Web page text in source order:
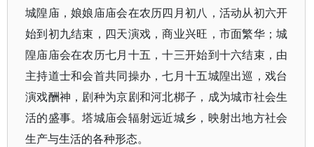
城隍庙，娘娘庙庙会在农历四月初八，活动从初六开
始到初九结束，四天演戏，商业兴旺，市面繁华；城
隍庙庙会在农历七月十五，十三开始到十六结束，由
主持道士和会首共同操办，七月十五城隍出巡，戏台
演戏酬神，剧种为京剧和河北梆子，成为城市社会生
活的盛事。塔城庙会辐射远近城乡，映射出地方社会
生产与生活的各种形态。